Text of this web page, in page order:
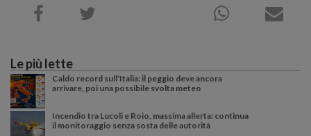
Le più lette
Caldo record sull'Italia: il peggio deve ancora
arrivare, poi una possibile svolta meteo
Incendio tra Lucoli e Roio, massima allerta: continua
il monitoraggio senza sosta delle autorità